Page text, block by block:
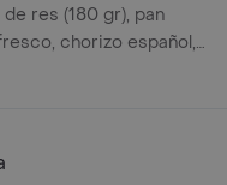
res (180 gr), pan
chorizo español,
ahumado, salsa alioli